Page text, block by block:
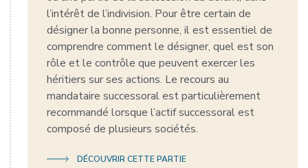
l’intérêt de l’indivision. Pour être certain de
désigner la bonne personne, il est essentiel de
comprendre comment le désigner, quel est son
rôle et le contrôle que peuvent exercer les
héritiers sur ses actions. Le recours au
mandataire successoral est particulièrement
recommandé lorsque l’actif successoral est
composé de plusieurs sociétés.
DÉCOUVRIR CETTE PARTIE